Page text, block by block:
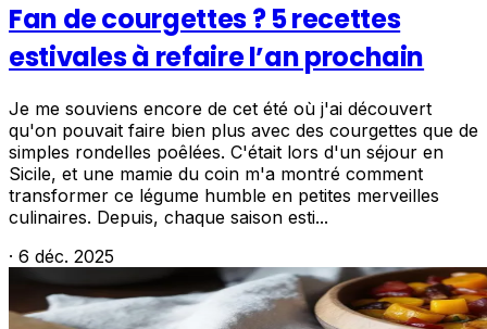
Fan de courgettes ? 5 recettes
estivales à refaire l’an prochain
Je me souviens encore de cet été où j'ai découvert
qu'on pouvait faire bien plus avec des courgettes que de
simples rondelles poêlées. C'était lors d'un séjour en
Sicile, et une mamie du coin m'a montré comment
transformer ce légume humble en petites merveilles
culinaires. Depuis, chaque saison esti...
· 6 déc. 2025